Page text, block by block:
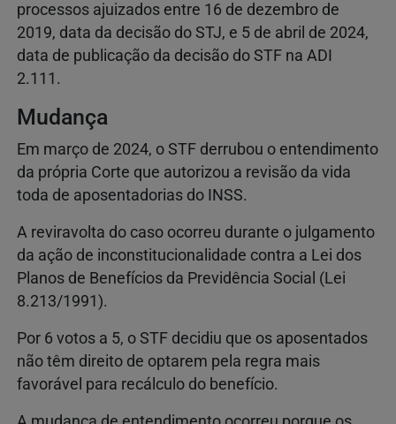
processos ajuizados entre 16 de dezembro de
2019, data da decisão do STJ, e 5 de abril de 2024,
data de publicação da decisão do STF na ADI
2.111.
Mudança
Em março de 2024, o STF derrubou o entendimento
da própria Corte que autorizou a revisão da vida
toda de aposentadorias do INSS.
A reviravolta do caso ocorreu durante o julgamento
da ação de inconstitucionalidade contra a Lei dos
Planos de Benefícios da Previdência Social (Lei
8.213/1991).
Por 6 votos a 5, o STF decidiu que os aposentados
não têm direito de optarem pela regra mais
favorável para recálculo do benefício.